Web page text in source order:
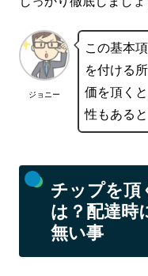
ジョニー
この基本
を付ける
価を頂く
性もある
チップを頂
は？配達時
無い事